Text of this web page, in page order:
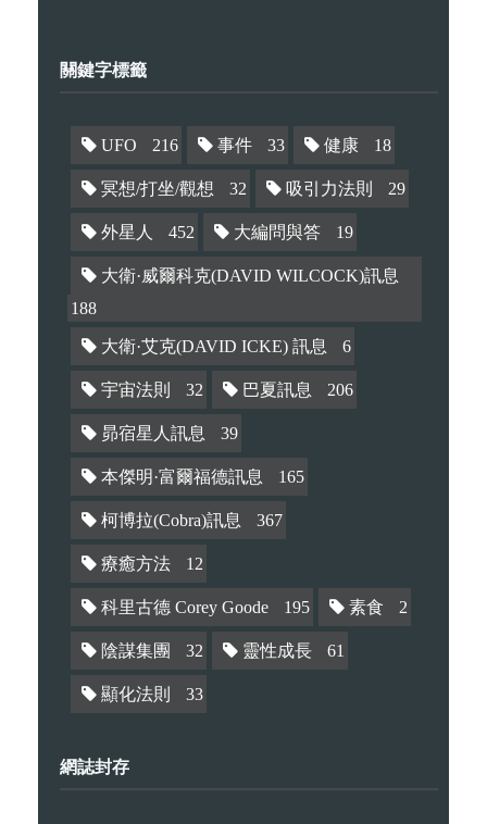
關鍵字標籤
UFO 216 事件 33 健康 18
冥想/打坐/觀想 32 吸引力法則 29
外星人 452 大編問與答 19
大衛·威爾科克(DAVID WILCOCK)訊息
188
大衛·艾克(DAVID ICKE) 訊息 6
宇宙法則 32 巴夏訊息 206
昴宿星人訊息 39
本傑明·富爾福德訊息 165
柯博拉(Cobra)訊息 367
療癒方法 12
科里古德 Corey Goode 195 素食 2
陰謀集團 32 靈性成長 61
顯化法則 33
網誌封存